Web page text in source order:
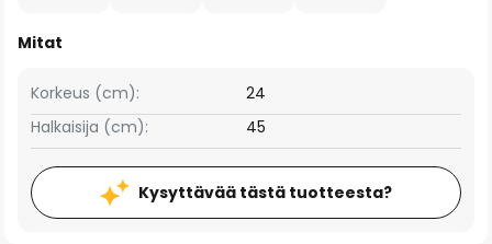
Mitat
Korkeus (cm):
24
Halkaisija (cm):
45
Kysyttävää tästä tuotteesta?